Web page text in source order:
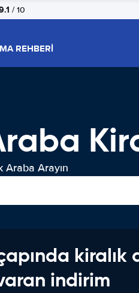
/ 10
REHBERİ
Araba Arayın
kiralık
indirim